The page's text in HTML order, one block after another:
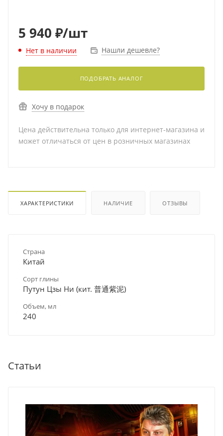
5 940 ₽/шт
Нет в наличии Нашли дешевле?
ПОДОБРАТЬ АНАЛОГ
Хочу в подарок
Цена действительна только для интернет-магазина и
может отличаться от цен в розничных магазинах
ХАРАКТЕРИСТИКИ НАЛИЧИЕ ОТЗЫВЫ
Страна
Китай
Сорт глины
Путун Цзы Ни (кит. 普通紫泥)
Объем, мл
240
Статьи